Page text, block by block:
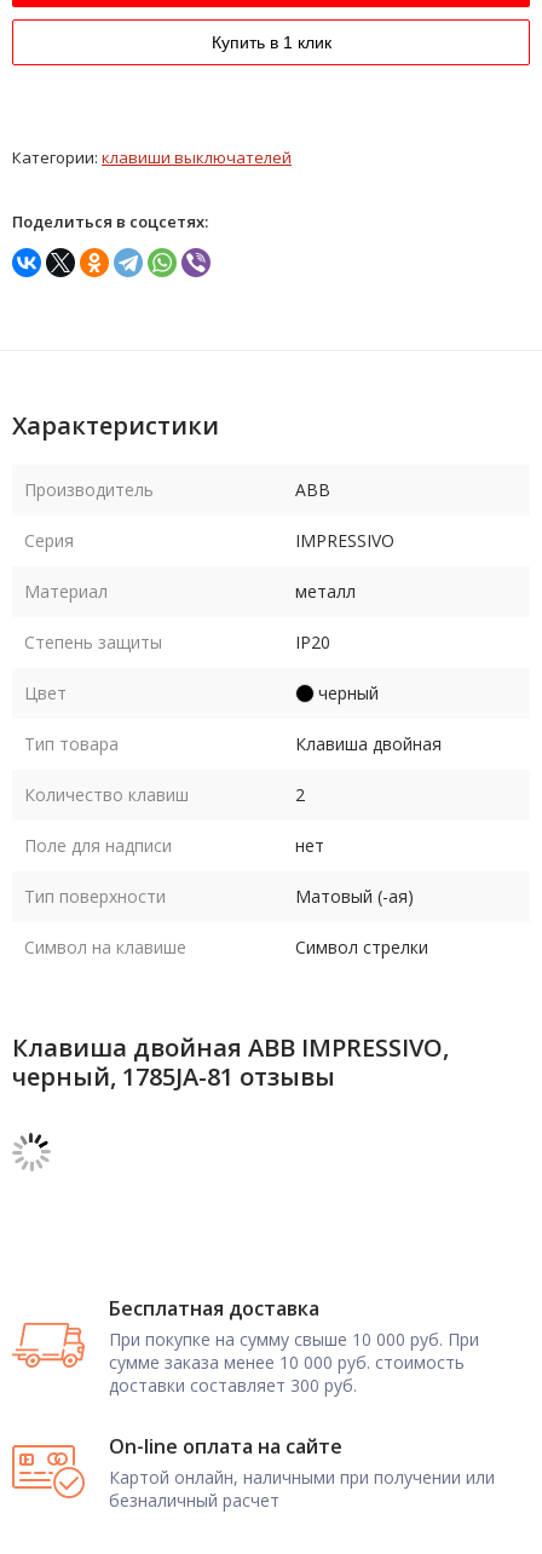
Купить в 1 клик
Категории: клавиши выключателей
Поделиться в соцсетях:
Характеристики
Производитель ABB
Серия IMPRESSIVO
Материал металл
Степень защиты IP20
Цвет черный
Тип товара Клавиша двойная
Количество клавиш 2
Поле для надписи нет
Тип поверхности Матовый (-ая)
Символ на клавише Символ стрелки
Клавиша двойная ABB IMPRESSIVO,
черный, 1785JA-81 отзывы
Бесплатная доставка
При покупке на сумму свыше 10 000 руб. При
сумме заказа менее 10 000 руб. стоимость
доставки составляет 300 руб.
On-line оплата на сайте
Картой онлайн, наличными при получении или
безналичный расчет